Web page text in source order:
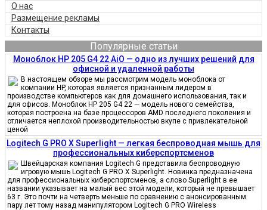
О нас
Размещение рекламы
Контакты
Популярные статьи
Моноблок HP 205 G4 22 AiO — одно из лучших решений для
офисной и удаленной работы
В настоящем обзоре мы рассмотрим модель моноблока от
компании HP, которая является признанным лидером в
производстве компьютеров как для домашнего использования, так и
для офисов. Моноблок HP 205 G4 22 — модель нового семейства,
которая построена на базе процессоров AMD последнего поколения и
отличается неплохой производительностью вкупе с привлекательной
ценой
Logitech G PRO X Superlight — легкая беспроводная мышь для
профессиональных киберспортсменов
Швейцарская компания Logitech G представила беспроводную
игровую мышь Logitech G PRO X Superlight. Новинка предназначена
для профессиональных киберспортсменов, а слово Superlight в ее
названии указывает на малый вес этой модели, который не превышает
63 г. Это почти на четверть меньше по сравнению с анонсированным
пару лет тому назад манипулятором Logitech G PRO Wireless